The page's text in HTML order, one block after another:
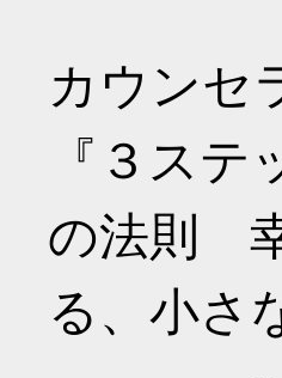
カウンセ
『３ス
の法則
る、小さ